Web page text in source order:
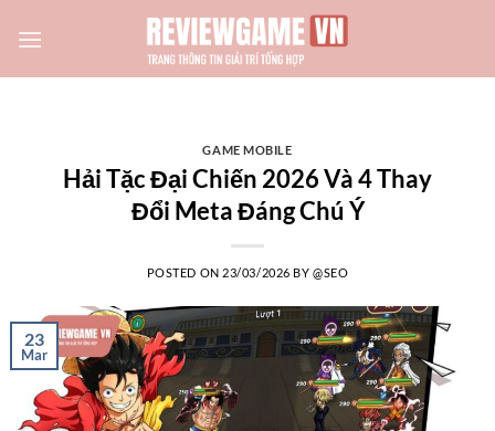
GAME MOBILE
Hải Tặc Đại Chiến 2026 Và 4 Thay
Đổi Meta Đáng Chú Ý
POSTED ON 23/03/2026 BY@SEO
23
Mar